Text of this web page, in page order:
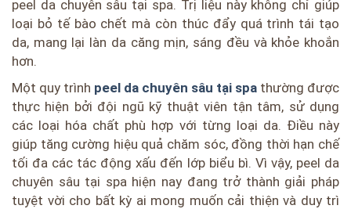
peel da chuyên sâu tại spa. Trị liệu này không chỉ giúp
loại bỏ tế bào chết mà còn thúc đẩy quá trình tái tạo
da, mang lại làn da căng mịn, sáng đều và khỏe khoắn
hơn.
Một quy trình peel da chuyên sâu tại spa thường được
thực hiện bởi đội ngũ kỹ thuật viên tận tâm, sử dụng
các loại hóa chất phù hợp với từng loại da. Điều này
giúp tăng cường hiệu quả chăm sóc, đồng thời hạn chế
tối đa các tác động xấu đến lớp biểu bì. Vì vậy, peel da
chuyên sâu tại spa hiện nay đang trở thành giải pháp
tuyệt vời cho bất kỳ ai mong muốn cải thiện và duy trì